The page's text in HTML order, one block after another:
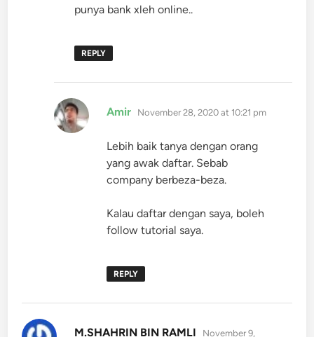
punya bank xleh online..
REPLY
Amir says:
November 28, 2020 at 10:21 pm
Lebih baik tanya dengan orang
yang awak daftar. Sebab
company berbeza-beza.
Kalau daftar dengan saya, boleh
follow tutorial saya.
REPLY
M.SHAHRIN BIN RAMLI says:
November 9,